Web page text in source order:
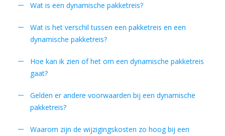
Wat is een dynamische pakketreis?
Wat is het verschil tussen een pakketreis en een
dynamische pakketreis?
Hoe kan ik zien of het om een dynamische pakketreis
gaat?
Gelden er andere voorwaarden bij een dynamische
pakketreis?
Waarom zijn de wijzigingskosten zo hoog bij een